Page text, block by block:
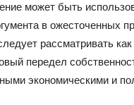
может быть
в ожесточенных
рассматривать
передел
экономическими и